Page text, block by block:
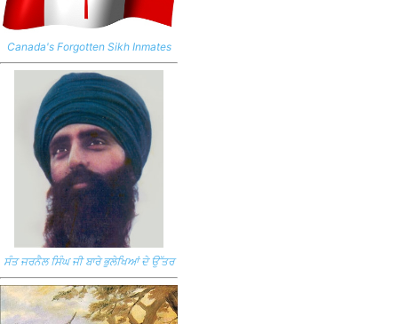
Canada's Forgotten Sikh Inmates
ਸੰਤ ਜਰਨੈਲ ਸਿੰਘ ਜੀ ਬਾਰੇ ਭੁਲੇਖਿਆਂ ਦੇ ਉੱਤਰ